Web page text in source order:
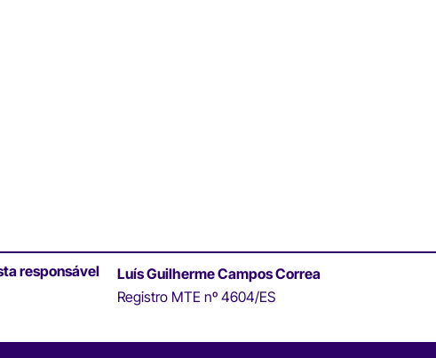
responsável
Luís Guilherme Campos Correa
Registro MTE nº 4604/ES